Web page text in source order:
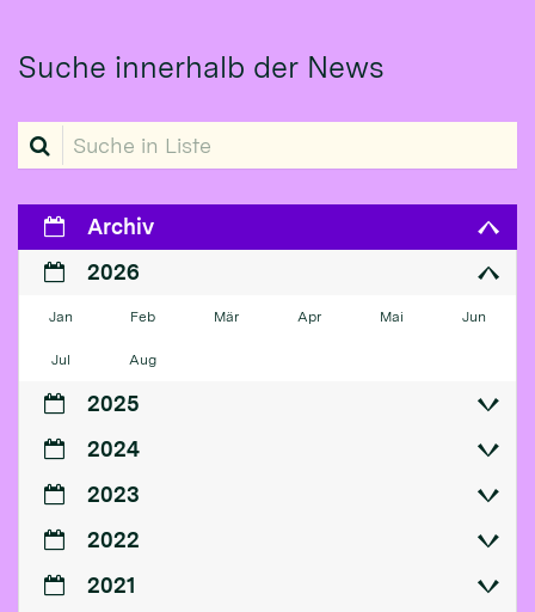
Suche innerhalb der News
Suche in Liste
Archiv
2026
Jan Feb Mär Apr Mai Jun
Jul Aug
2025
2024
2023
2022
2021